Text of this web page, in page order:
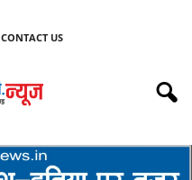
CONTACT US